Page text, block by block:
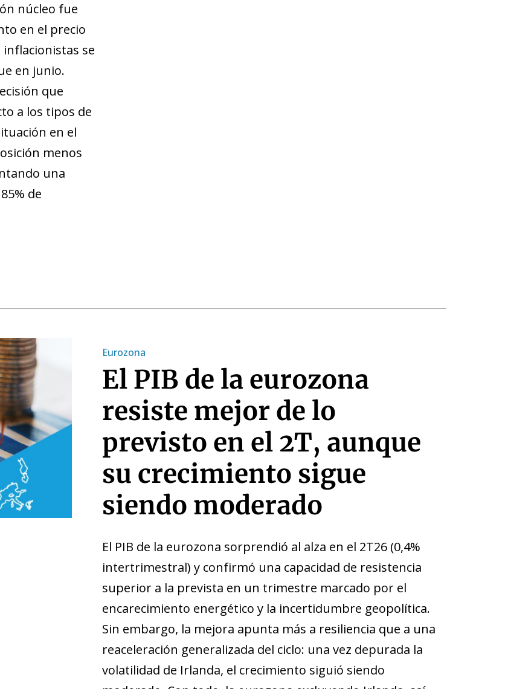
núcleo fue
en el precio
se
en junio.
que
a los tipos de
en el
menos
una
de
Eurozona
El PIB de la eurozona
resiste mejor de lo
previsto en el 2T, aunque
su crecimiento sigue
siendo moderado
El PIB de la eurozona sorprendió al alza en el 2T26 (0,4%
intertrimestral) y confirmó una capacidad de resistencia
superior a la prevista en un trimestre marcado por el
encarecimiento energético y la incertidumbre geopolítica.
Sin embargo, la mejora apunta más a resiliencia que a una
reaceleración generalizada del ciclo: una vez depurada la
volatilidad de Irlanda, el crecimiento siguió siendo